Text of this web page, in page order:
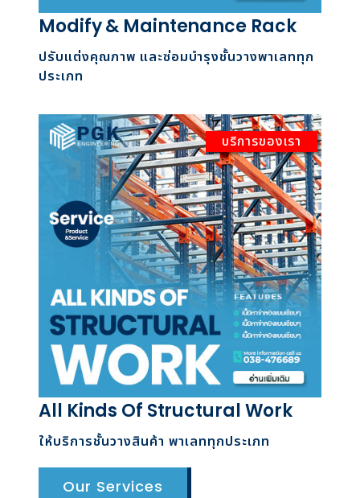
Modify & Maintenance Rack
ปรับแต่งคุณภาพ และซ่อมบำรุงชั้นวางพาเลททุก
ประเภท
บริการของเรา
All Kinds Of Structural Work
ให้บริการชั้นวางสินค้า พาเลททุกประเภท
Our Services